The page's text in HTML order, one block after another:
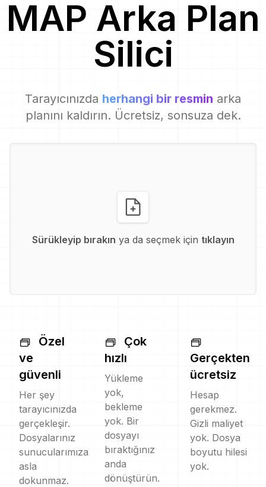
MAP Arka Plan
Silici
Tarayıcınızda herhangi bir resmin arka
planını kaldırın. Ücretsiz, sonsuza dek.
Sürükleyip bırakın ya da seçmek için tıklayın
Özel
ve
güvenli
Her şey
tarayıcınızda
gerçekleşir.
Dosyalarınız
sunucularımıza
asla
dokunmaz.
Çok
hızlı
Yükleme
yok,
bekleme
yok. Bir
dosyayı
bıraktığınız
anda
dönüştürün.
Gerçekten
ücretsiz
Hesap
gerekmez.
Gizli maliyet
yok. Dosya
boyutu hilesi
yok.